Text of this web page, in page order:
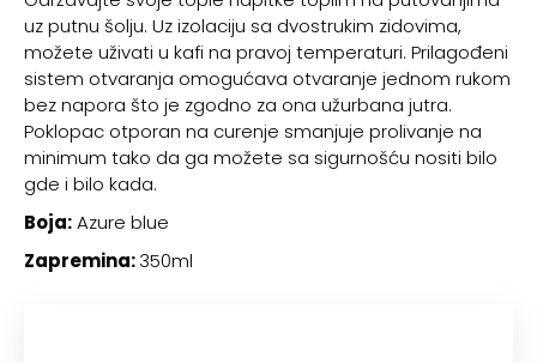
uz putnu šolju. Uz izolaciju sa dvostrukim zidovima,
možete uživati u kafi na pravoj temperaturi. Prilagođeni
sistem otvaranja omogućava otvaranje jednom rukom
bez napora što je zgodno za ona užurbana jutra.
Poklopac otporan na curenje smanjuje prolivanje na
minimum tako da ga možete sa sigurnošću nositi bilo
gde i bilo kada.
Boja:Azure blue
Zapremina:350ml